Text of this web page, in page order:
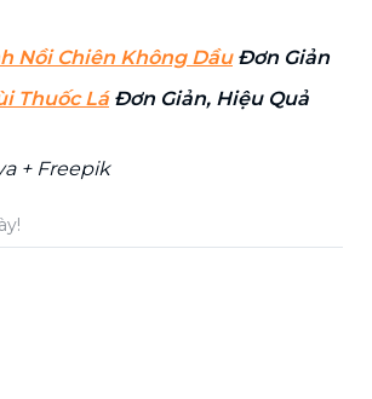
Nồi Chiên Không DầuĐơn Giản
Thuốc LáĐơn Giản, Hiệu Quả
+ Freepik